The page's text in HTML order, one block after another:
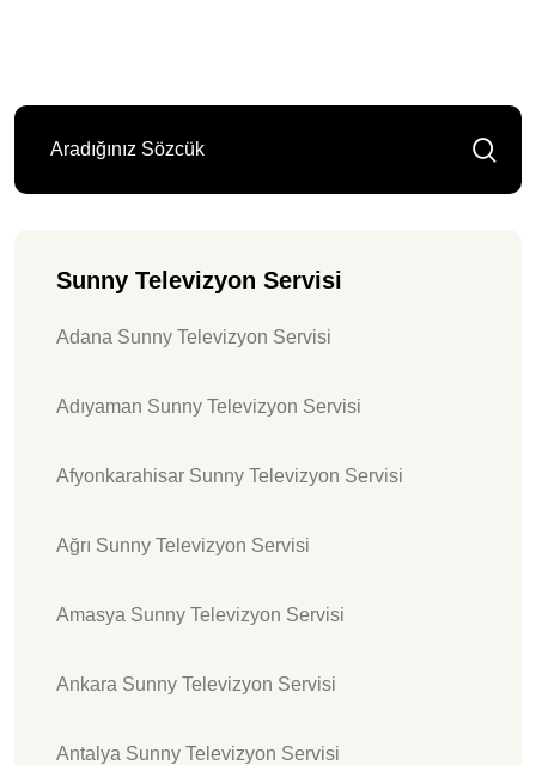
Sunny Televizyon Servisi
Adana Sunny Televizyon Servisi
Adıyaman Sunny Televizyon Servisi
Afyonkarahisar Sunny Televizyon Servisi
Ağrı Sunny Televizyon Servisi
Amasya Sunny Televizyon Servisi
Ankara Sunny Televizyon Servisi
Antalya Sunny Televizyon Servisi